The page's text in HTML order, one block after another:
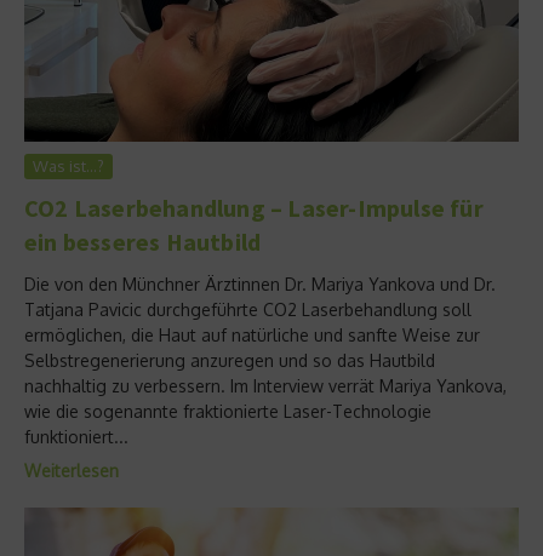
Was ist…?
CO2 Laserbehandlung – Laser-Impulse für
ein besseres Hautbild
Die von den Münchner Ärztinnen Dr. Mariya Yankova und Dr.
Tatjana Pavicic durchgeführte CO2 Laserbehandlung soll
ermöglichen, die Haut auf natürliche und sanfte Weise zur
Selbstregenerierung anzuregen und so das Hautbild
nachhaltig zu verbessern. Im Interview verrät Mariya Yankova,
wie die sogenannte fraktionierte Laser-Technologie
funktioniert...
Weiterlesen